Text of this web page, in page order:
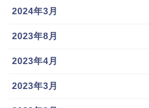
2024年3月
2023年8月
2023年4月
2023年3月